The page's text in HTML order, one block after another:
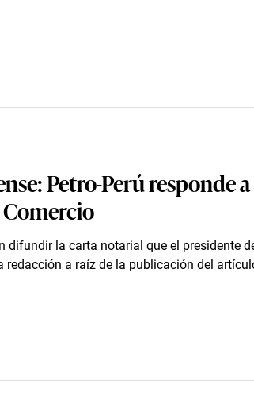
Petro-Perú responde
difundir la carta notarial que el presidente
redacción a raíz de la publicación del